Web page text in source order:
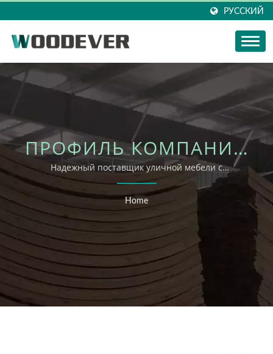
РУССКИЙ
ПРОФИЛЬ КОМПАНИИ
| WOODEVER
INDUSTRIAL CO., LTD.
Надежный поставщик уличной мебели с
сертификатом FSC во Вьетнаме
Home